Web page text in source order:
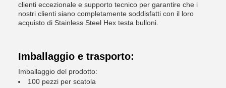
clienti eccezionale e supporto tecnico per garantire che i
nostri clienti siano completamente soddisfatti con il loro
acquisto di Stainless Steel Hex testa bulloni.
Imballaggio e trasporto:
Imballaggio del prodotto:
100 pezzi per scatola